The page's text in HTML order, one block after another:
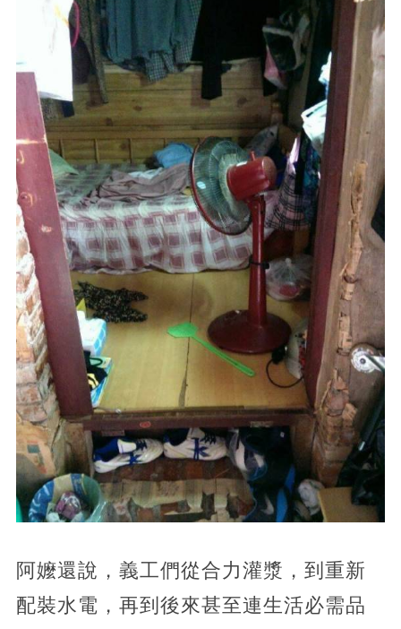
阿嬤還說，義工們從合力灌漿，到重新
配裝水電，再到後來甚至連生活必需品